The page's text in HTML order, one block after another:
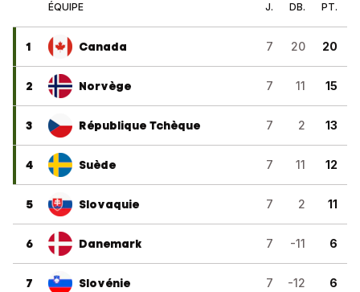
ÉQUIPE J. DB. PT.
1 Canada 7 20 20
2 Norvège 7 11 15
3 République Tchèque 7 2 13
4 Suède 7 11 12
5 Slovaquie 7 2 11
6 Danemark 7 -11 6
7 Slovénie 7 -12 6